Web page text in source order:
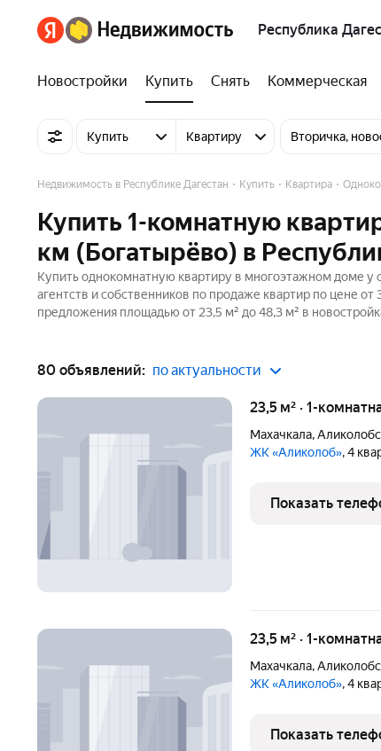
Республика
Новостройки Купить Снять Коммерческая
Купить Квартиру Вторичка,
Недвижимость в Республике Дагестан Купить Квартира
Купить 1-комнатную
км (Богатырёво) в
Купить однокомнатную квартиру в многоэтажном доме
агентств и собственников по продаже квартир по цене
предложения площадью от 23,5 м² до 48,3 м² в
80 объявлений: по актуальности
23,5 м² · 1-
Махачкала,
ЖК «Аликолоб», 4
Показать
23,5 м² · 1-
Махачкала,
ЖК «Аликолоб», 4
Показать